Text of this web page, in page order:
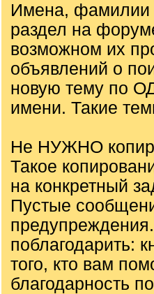
Имена, фамилии
раздел на
возможном их
объявлений о
новую тему по
имени. Такие
Не НУЖНО
Такое
на конкретный
Пустые
поблагодарить:
того, кто вам
благодарность